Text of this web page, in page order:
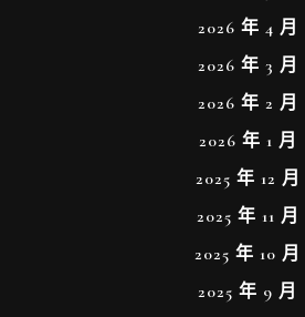
2026 年 4 月
2026 年 3 月
2026 年 2 月
2026 年 1 月
2025 年 12 月
2025 年 11 月
2025 年 10 月
2025 年 9 月